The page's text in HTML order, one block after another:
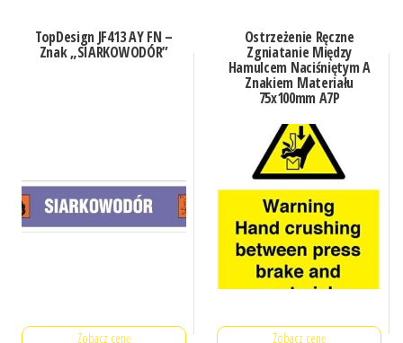
TopDesign JF413 AY FN –
Znak „SIARKOWODÓR”
Zobacz cenę
Ostrzeżenie Ręczne
Zgniatanie Między
Hamulcem Naciśniętym A
Znakiem Materiału
75x100mm A7P
Zobacz cenę